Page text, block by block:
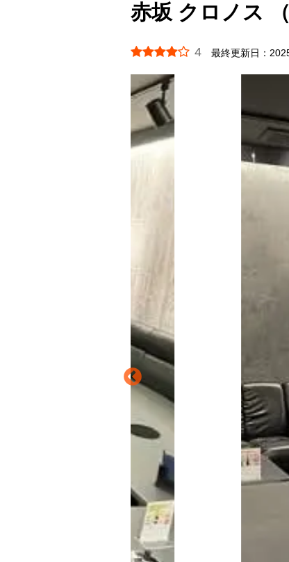
赤坂 クロノス
4 最終更新日：